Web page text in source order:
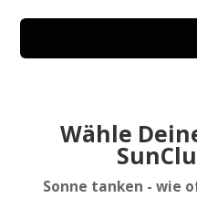
Wähle
Sonne tanken - wie